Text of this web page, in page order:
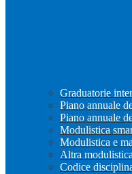
Graduatorie
Piano annuale
Piano annuale
Modulistica
Modulistica e
Altra
Codice